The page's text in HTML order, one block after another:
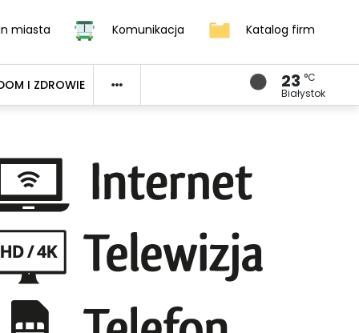
miasta Komunikacja Katalog firm
I ZDROWIE 23 °C
Białystok